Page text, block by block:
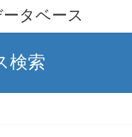
タベース
検索